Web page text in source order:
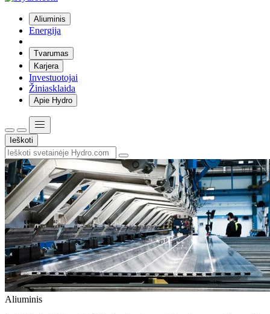
Aliuminis
Energija
Tvarumas
Karjera
Investuotojai
Žiniasklaida
Apie Hydro
Ieškoti
Aliuminis